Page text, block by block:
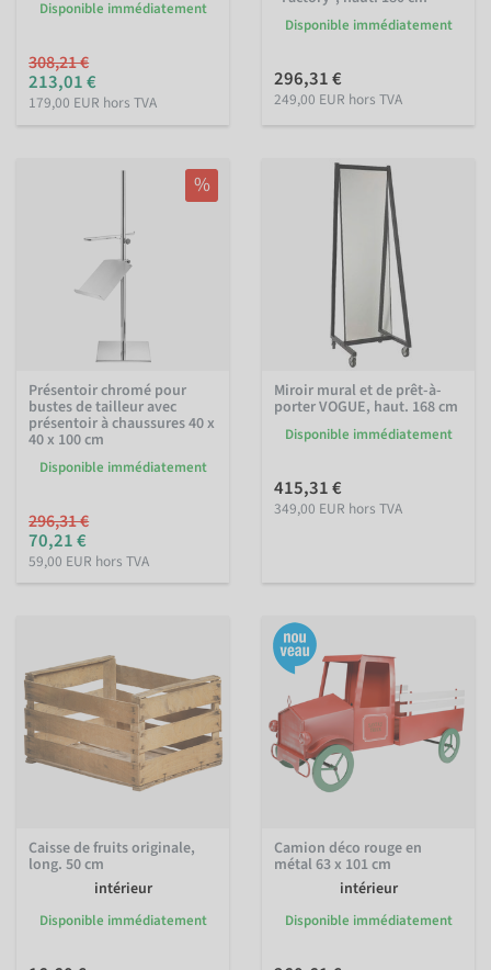
Disponible immédiatement
308,21 €
213,01 €
179,00 EUR hors TVA
Disponible immédiatement
296,31 €
249,00 EUR hors TVA
%
Présentoir chromé pour
bustes de tailleur avec
présentoir à chaussures 40 x
40 x 100 cm
Disponible immédiatement
296,31 €
70,21 €
59,00 EUR hors TVA
Miroir mural et de prêt-à-
porter VOGUE, haut. 168 cm
Disponible immédiatement
415,31 €
349,00 EUR hors TVA
Caisse de fruits originale,
long. 50 cm
intérieur
Disponible immédiatement
Camion déco rouge en
métal 63 x 101 cm
intérieur
Disponible immédiatement